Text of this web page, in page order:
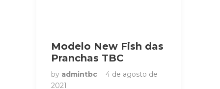
Modelo New Fish das
Pranchas TBC
by admintbc
4 de agosto de
2021